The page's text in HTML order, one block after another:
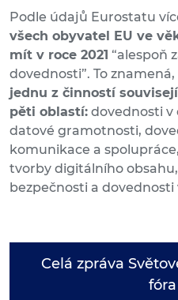
Podle údajů Eurostatu
všech obyvatel EU ve
mít v roce 2021 “alespoň
dovednosti”. To
jednu z činností
pěti oblastí: dovednosti v
datové gramotnosti,
komunikace a
tvorby digitálního
bezpečnosti a
Celá zpráva